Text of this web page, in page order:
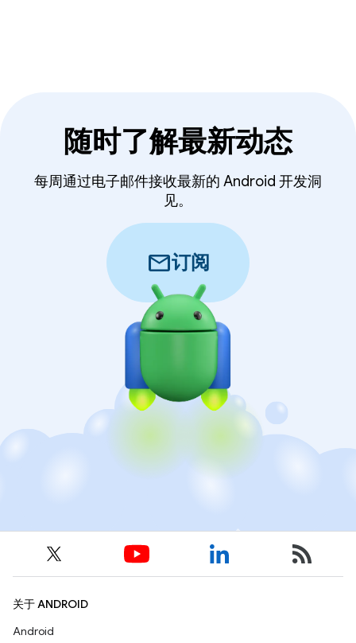
随时了解最新动态
每周通过电子邮件接收最新的 Android 开发洞
见。
mail订阅
关于 ANDROID
Android